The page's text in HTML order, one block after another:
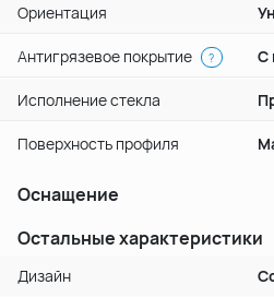
Ориентация
Антигрязевое покрытие ? С
Исполнение стекла
Поверхность профиля
Оснащение
Остальные характеристики
Дизайн